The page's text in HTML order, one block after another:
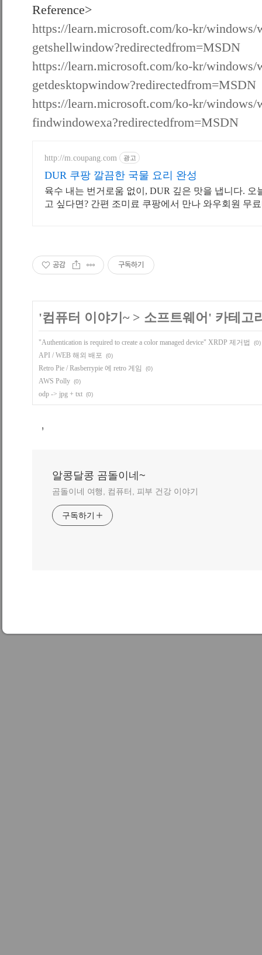
Reference>
https://learn.microsoft.com/ko-kr/
getshellwindow?redirectedfrom=MSDN
https://learn.microsoft.com/ko-kr/
getdesktopwindow?redirectedfrom=MSDN
https://learn.microsoft.com/ko-kr/
findwindowexa?redirectedfrom=MSDN
http://m.coupang.com 광고
DUR 쿠팡 깔끔한 국물 요리 완성
육수 내는 번거로움 없이, DUR 깊은 맛을 냅니다.
고 싶다면? 간편 조미료 쿠팡에서 만나 와우회원 무
공감 구독하기
'컴퓨터 이야기~> 소프트웨어 ' 카테고
"Authentication is required to create a color managed device" XRDP 제거법 (0)
API / WEB 해외 배포 (0)
Retro Pie / Rasberrypie 에 retro 게임 (0)
AWS Polly (0)
odp -> jpg + txt (0)
,
알콩달콩 곰돌이네~
곰돌이네 여행, 컴퓨터, 피부 건강 이야기
구독하기